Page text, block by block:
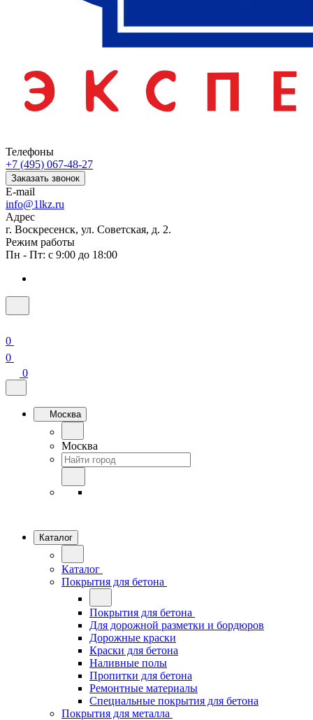
Телефоны
+7 (495) 067-48-27
Заказать звонок
E-mail
info@1lkz.ru
Адрес
г. Воскресенск, ул. Советская, д. 2.
Режим работы
Пн - Пт: с 9:00 до 18:00
0
0
0
Москва
Москва
Каталог
Каталог
Покрытия для бетона
Покрытия для бетона
Для дорожной разметки и бордюров
Дорожные краски
Краски для бетона
Наливные полы
Пропитки для бетона
Ремонтные материалы
Специальные покрытия для бетона
Покрытия для металла